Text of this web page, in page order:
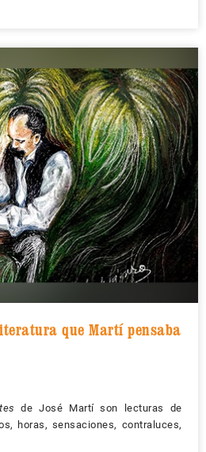
que Martí pensaba
de José Martí son lecturas de
horas, sensaciones, contraluces,